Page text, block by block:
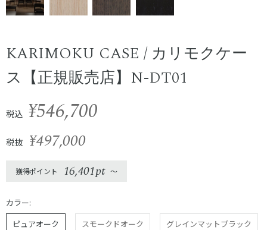
KARIMOKU CASE / カリモクケー
ス【正規販売店】N-DT01
税込 ¥546,700
税抜 ¥497,000
獲得ポイント 16,401pt 〜
カラー:
ピュアオーク
スモークドオーク グレインマットブラック